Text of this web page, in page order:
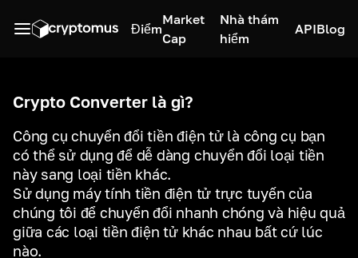
Điểm
Market
Cap
Nhà thám
hiểm
APIBlog
Crypto Converter là gì?
Công cụ chuyển đổi tiền điện tử là công cụ bạn
có thể sử dụng để dễ dàng chuyển đổi loại tiền
này sang loại tiền khác.
Sử dụng máy tính tiền điện tử trực tuyến của
chúng tôi để chuyển đổi nhanh chóng và hiệu quả
giữa các loại tiền điện tử khác nhau bất cứ lúc
nào.